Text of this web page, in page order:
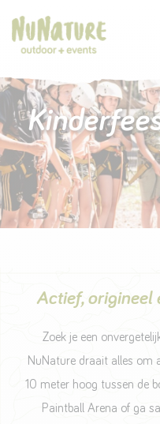
Actief, origineel
Zoek je een
NuNature draait alles om
10 meter hoog tussen de
Paintball Arena of ga